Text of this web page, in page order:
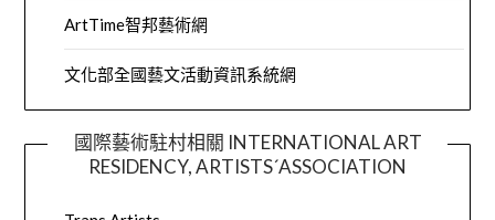
ArtTime智邦藝術網
文化部全國藝文活動資訊系統網
國際藝術駐村相關 INTERNATIONAL ART
RESIDENCY, ARTISTS´ASSOCIATION